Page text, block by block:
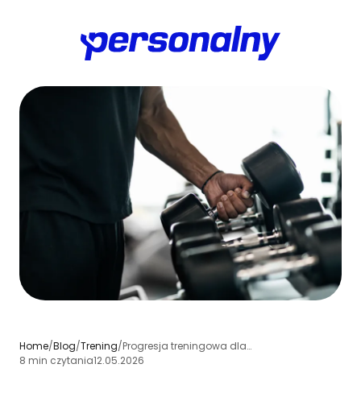
Home/Blog/Trening/
Progresja treningowa dla średniozaawansowanych: jak zwiększać ciężar i objętość
8 min czytania12.05.2026